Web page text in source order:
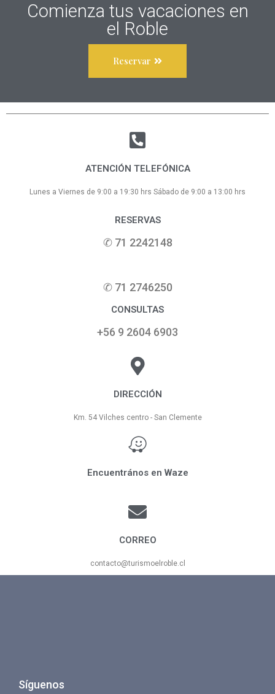
Comienza tus vacaciones en
el Roble
Reservar
ATENCIÓN TELEFÓNICA
Lunes a Viernes de 9:00 a 19:30 hrs Sábado de 9:00 a 13:00 hrs
RESERVAS
✆ 71 2242148
✆ 71 2746250
CONSULTAS
‪+56 9 2604 6903‬
DIRECCIÓN
Km. 54 Vilches centro - San Clemente
Encuentrános en Waze
CORREO
contacto@turismoelroble.cl
Síguenos